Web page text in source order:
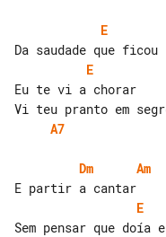
E
E
Eu te vi a chorar
A7
Dm
Am
E